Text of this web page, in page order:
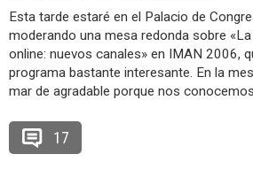
Esta tarde estaré en el Palacio de
moderando una mesa redonda sobre
online: nuevos canales» en IMAN 2006,
programa bastante interesante. En la
mar de agradable porque nos
17